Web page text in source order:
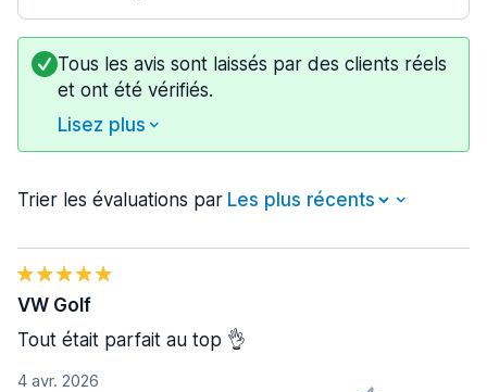
Tous les avis sont laissés par des clients réels
et ont été vérifiés.
Lisez plus
Trier les évaluations par
4 avr. 2026
VW Golf
Tout était parfait au top 👌